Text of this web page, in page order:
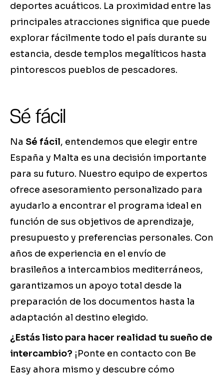
deportes acuáticos. La proximidad entre las
principales atracciones significa que puede
explorar fácilmente todo el país durante su
estancia, desde templos megalíticos hasta
pintorescos pueblos de pescadores.
Sé fácil
Na Sé fácil, entendemos que elegir entre
España y Malta es una decisión importante
para su futuro. Nuestro equipo de expertos
ofrece asesoramiento personalizado para
ayudarlo a encontrar el programa ideal en
función de sus objetivos de aprendizaje,
presupuesto y preferencias personales. Con
años de experiencia en el envío de
brasileños a intercambios mediterráneos,
garantizamos un apoyo total desde la
preparación de los documentos hasta la
adaptación al destino elegido.
¿Estás listo para hacer realidad tu sueño de
intercambio? ¡Ponte en contacto con Be
Easy ahora mismo y descubre cómo